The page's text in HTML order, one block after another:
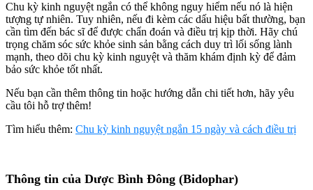
Chu kỳ kinh nguyệt ngắn có thể không nguy hiểm nếu nó là hiện
tượng tự nhiên. Tuy nhiên, nếu đi kèm các dấu hiệu bất thường, bạn
cần tìm đến bác sĩ để được chẩn đoán và điều trị kịp thời. Hãy chú
trọng chăm sóc sức khỏe sinh sản bằng cách duy trì lối sống lành
mạnh, theo dõi chu kỳ kinh nguyệt và thăm khám định kỳ để đảm
bảo sức khỏe tốt nhất.
Nếu bạn cần thêm thông tin hoặc hướng dẫn chi tiết hơn, hãy yêu
cầu tôi hỗ trợ thêm!
Tìm hiểu thêm: Chu kỳ kinh nguyệt ngắn 15 ngày và cách điều trị
Thông tin của Dược Bình Đông (Bidophar)